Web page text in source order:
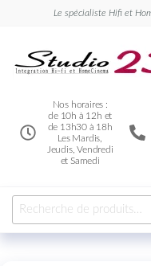
Le spécialiste Hifi et
Nos horaires :
de 10h à 12h et
de 13h30 à 18h
Les Mardis,
Jeudis, Vendredi
et Samedi